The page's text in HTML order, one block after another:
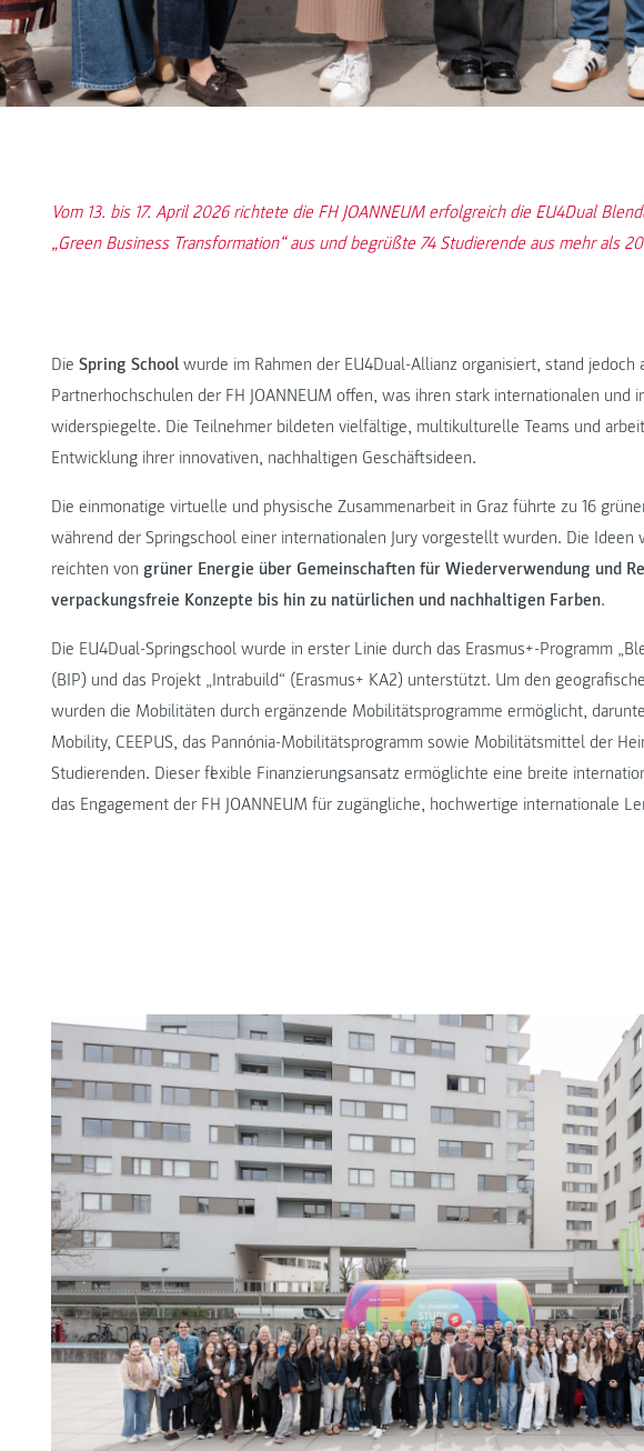
Vom 13. bis 17. April 2026 richtete die FH JOANNEUM erfolgreich die EU4Dual
„Green Business Transformation“ aus und begrüßte 74 Studierende aus mehr als
Die Spring School wurde im Rahmen der EU4Dual-Allianz organisiert, stand jedoch
Partnerhochschulen der FH JOANNEUM offen, was ihren stark internationalen und
widerspiegelte. Die Teilnehmer bildeten vielfältige, multikulturelle Teams und
Entwicklung ihrer innovativen, nachhaltigen Geschäftsideen.
Die einmonatige virtuelle und physische Zusammenarbeit in Graz führte zu 16
während der Springschool einer internationalen Jury vorgestellt wurden. Die Ideen
reichten von grüner Energie über Gemeinschaften für Wiederverwendung und
verpackungsfreie Konzepte bis hin zu natürlichen und nachhaltigen Farben.
Die EU4Dual-Springschool wurde in erster Linie durch das Erasmus+-Programm
(BIP) und das Projekt „Intrabuild“ (Erasmus+ KA2) unterstützt. Um den
wurden die Mobilitäten durch ergänzende Mobilitätsprogramme ermöglicht,
Mobility, CEEPUS, das Pannónia-Mobilitätsprogramm sowie Mobilitätsmittel der
Studierenden. Dieser flexible Finanzierungsansatz ermöglichte eine breite
das Engagement der FH JOANNEUM für zugängliche, hochwertige internationale